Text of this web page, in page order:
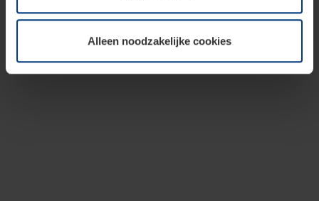
toestemming kunt u op elk moment bij de uitleg van de
wijzigen of herroepen.Alleen noodzakelijke cookies